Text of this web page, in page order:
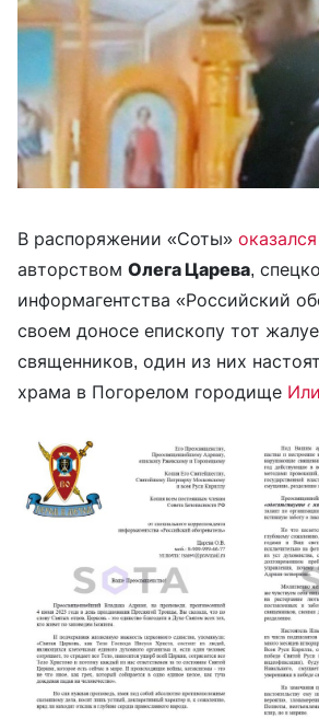
В распоряжении «Соты» оказался
авторством Олега Царева,
информагентства «Российский
своем доносе епископу тот
священников, один из них
храма в Погорелом городище